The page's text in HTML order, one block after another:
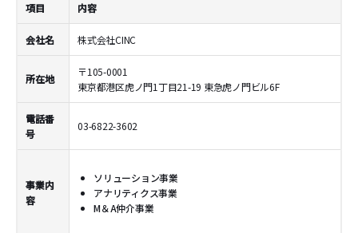
項目 内容
会社名 株式会社CINC
所在地
〒105-0001
東京都港区虎ノ門1丁目21-19 東急虎ノ門ビル6F
電話番
号
03-6822-3602
事業内
容
ソリューション事業
アナリティクス事業
M＆A仲介事業